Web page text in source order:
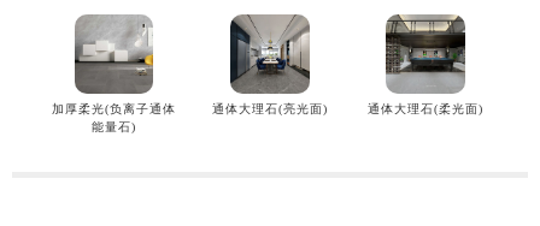
加厚柔光(负离子通体
能量石)
通体大理石(亮光面) 通体大理石(柔光面)